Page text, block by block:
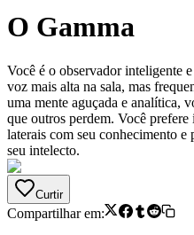
O Gamma
Você é o observador inteligente
voz mais alta na sala, mas
uma mente aguçada e analítica,
que outros perdem. Você
laterais com seu conhecimento e
seu intelecto.
Curtir
Compartilhar em: